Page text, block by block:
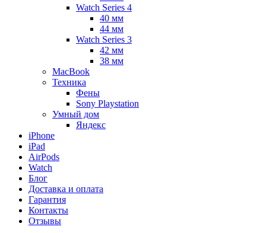
Watch Series 4
40 мм
44 мм
Watch Series 3
42 мм
38 мм
MacBook
Техника
Фены
Sony Playstation
Умный дом
Яндекс
iPhone
iPad
AirPods
Watch
Блог
Доставка и оплата
Гарантия
Контакты
Отзывы